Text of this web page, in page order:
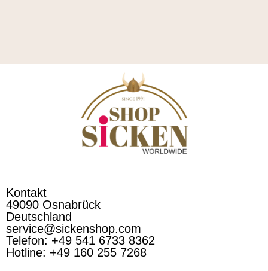
Kontakt
49090 Osnabrück
Deutschland
service@sickenshop.com
Telefon: +49 541 6733 8362
Hotline: +49 160 255 7268